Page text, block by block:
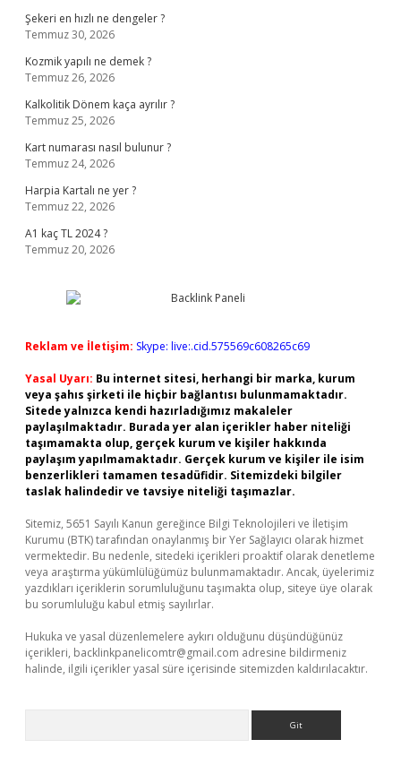
Şekeri en hızlı ne dengeler ?
Temmuz 30, 2026
Kozmik yapılı ne demek ?
Temmuz 26, 2026
Kalkolitik Dönem kaça ayrılır ?
Temmuz 25, 2026
Kart numarası nasıl bulunur ?
Temmuz 24, 2026
Harpia Kartalı ne yer ?
Temmuz 22, 2026
A1 kaç TL 2024 ?
Temmuz 20, 2026
Reklam ve İletişim: Skype: live:.cid.575569c608265c69
Yasal Uyarı: Bu internet sitesi, herhangi bir marka, kurum
veya şahıs şirketi ile hiçbir bağlantısı bulunmamaktadır.
Sitede yalnızca kendi hazırladığımız makaleler
paylaşılmaktadır. Burada yer alan içerikler haber niteliği
taşımamakta olup, gerçek kurum ve kişiler hakkında
paylaşım yapılmamaktadır. Gerçek kurum ve kişiler ile isim
benzerlikleri tamamen tesadüfidir. Sitemizdeki bilgiler
taslak halindedir ve tavsiye niteliği taşımazlar.
Sitemiz, 5651 Sayılı Kanun gereğince Bilgi Teknolojileri ve İletişim
Kurumu (BTK) tarafından onaylanmış bir Yer Sağlayıcı olarak hizmet
vermektedir. Bu nedenle, sitedeki içerikleri proaktif olarak denetleme
veya araştırma yükümlülüğümüz bulunmamaktadır. Ancak, üyelerimiz
yazdıkları içeriklerin sorumluluğunu taşımakta olup, siteye üye olarak
bu sorumluluğu kabul etmiş sayılırlar.
Hukuka ve yasal düzenlemelere aykırı olduğunu düşündüğünüz
içerikleri, backlinkpanelicomtr@gmail.com adresine bildirmeniz
halinde, ilgili içerikler yasal süre içerisinde sitemizden kaldırılacaktır.